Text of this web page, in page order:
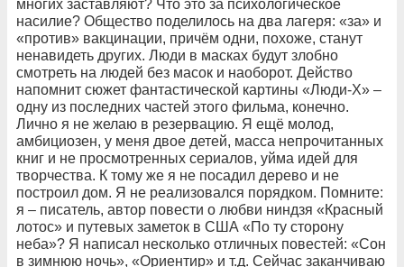
многих заставляют? Что это за психологическое
насилие? Общество поделилось на два лагеря: «за» и
«против» вакцинации, причём одни, похоже, станут
ненавидеть других. Люди в масках будут злобно
смотреть на людей без масок и наоборот. Действо
напомнит сюжет фантастической картины «Люди-X» –
одну из последних частей этого фильма, конечно.
Лично я не желаю в резервацию. Я ещё молод,
амбициозен, у меня двое детей, масса непрочитанных
книг и не просмотренных сериалов, уйма идей для
творчества. К тому же я не посадил дерево и не
построил дом. Я не реализовался порядком. Помните:
я – писатель, автор повести о любви ниндзя «Красный
лотос» и путевых заметок в США «По ту сторону
неба»? Я написал несколько отличных повестей: «Сон
в зимнюю ночь», «Ориентир» и т.д. Сейчас заканчиваю